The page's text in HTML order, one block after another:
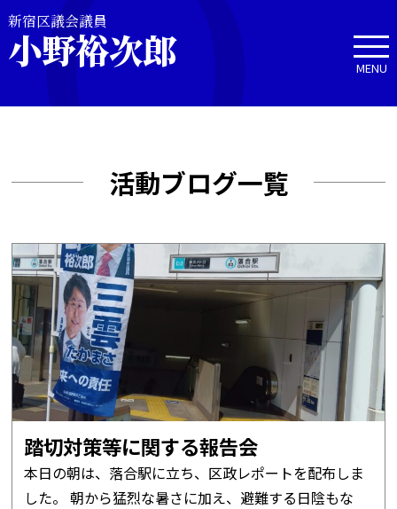
新宿区議会議員
小野裕次郎 MENU
活動ブログ一覧
踏切対策等に関する報告会
本日の朝は、落合駅に立ち、区政レポートを配布しま
した。 朝から猛烈な暑さに加え、避難する日陰もな